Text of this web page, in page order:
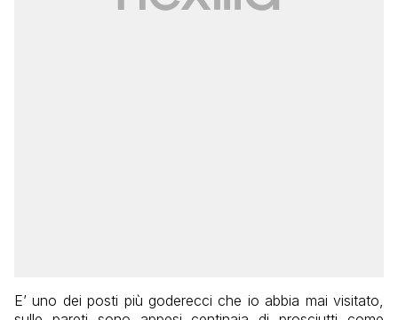
E’ uno dei posti più goderecci che io abbia mai visitato,